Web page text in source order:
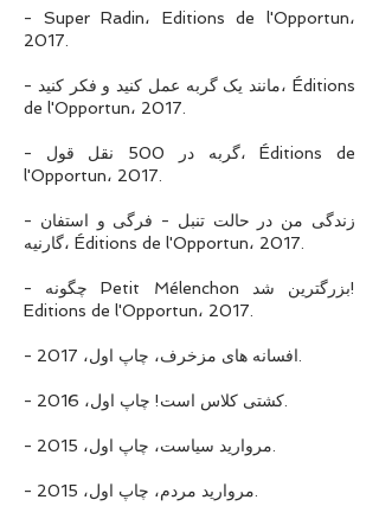
- Super Radin، Editions de l'Opportun،
2017.
- مانند یک گربه عمل کنید و فکر کنید، Éditions
de l'Opportun، 2017.
- گربه در 500 نقل قول، Éditions de
l'Opportun، 2017.
- زندگی من در حالت تنبل - فرگی و استفان
گارنیه، Éditions de l'Opportun، 2017.
- چگونه Petit Mélenchon بزرگترین شد!
Editions de l'Opportun، 2017.